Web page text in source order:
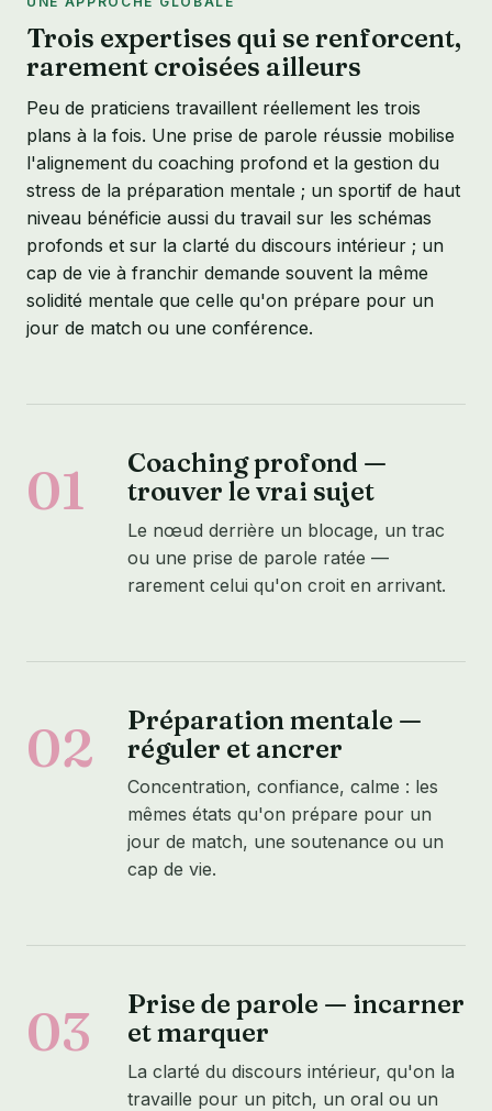
Trois expertises qui se renforcent,
rarement croisées ailleurs
Peu de praticiens travaillent réellement les trois
plans à la fois. Une prise de parole réussie mobilise
l'alignement du coaching profond et la gestion du
stress de la préparation mentale ; un sportif de haut
niveau bénéficie aussi du travail sur les schémas
profonds et sur la clarté du discours intérieur ; un
cap de vie à franchir demande souvent la même
solidité mentale que celle qu'on prépare pour un
jour de match ou une conférence.
01
Coaching profond —
trouver le vrai sujet
Le nœud derrière un blocage, un trac
ou une prise de parole ratée —
rarement celui qu'on croit en arrivant.
02
Préparation mentale —
réguler et ancrer
Concentration, confiance, calme : les
mêmes états qu'on prépare pour un
jour de match, une soutenance ou un
cap de vie.
03
Prise de parole — incarner
et marquer
La clarté du discours intérieur, qu'on la
travaille pour un pitch, un oral ou un